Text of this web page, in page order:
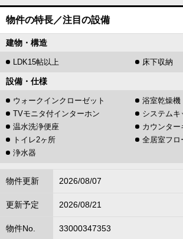
物件の特長／注目の設備
建物・構造
LDK15帖以上 床下収納
設備・仕様
ウォークインクローゼット
浴室乾燥機
TVモニタ付インターホン
システムキ
温水洗浄便座
カウンター
トイレ2ヶ所
全居室フロ
浄水器
物件更新 2026/08/07
更新予定 2026/08/21
物件No. 33000347353